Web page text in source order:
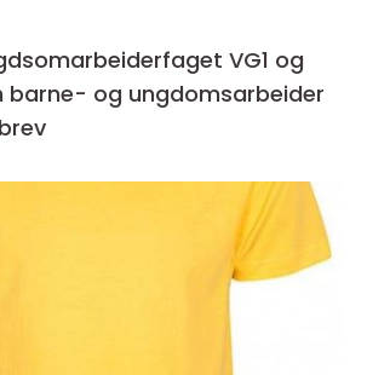
VG1 og
barne- og ungdomsarbeider